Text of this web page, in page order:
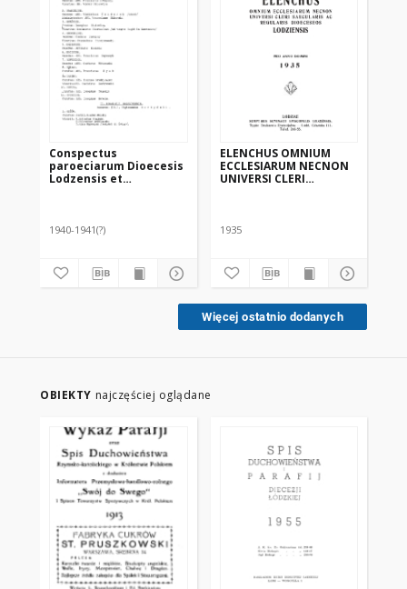
Conspectus
paroeciarum Dioecesis
Lodzensis et
1941]
1940-1941(?)
ELENCHUS OMNIUM
ECCLESIARUM NECNON
UNIVERSI CLERI
DOMINI 1935
1935
Więcej ostatnio dodanych
OBIEKTY najczęściej oglądane